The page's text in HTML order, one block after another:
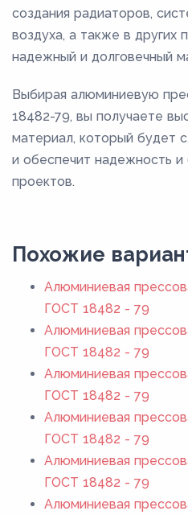
создания радиаторов,
воздуха, а также в других
надежный и долговечный
Выбирая алюминиевую
18482-79, вы получаете
материал, который будет
и обеспечит надежность и
проектов.
Похожие
Алюминиевая
ГОСТ 18482 - 79
Алюминиевая
ГОСТ 18482 - 79
Алюминиевая
ГОСТ 18482 - 79
Алюминиевая
ГОСТ 18482 - 79
Алюминиевая
ГОСТ 18482 - 79
Алюминиевая